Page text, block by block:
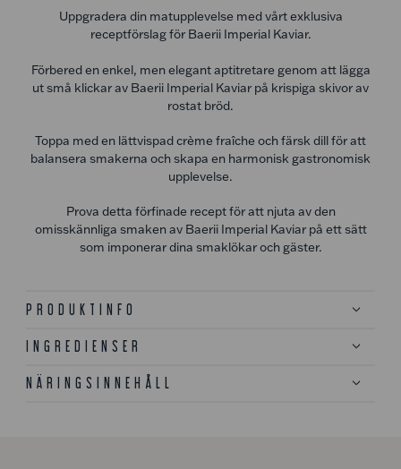
Uppgradera din matupplevelse med vårt exklusiva
receptförslag för Baerii Imperial Kaviar.
Förbered en enkel, men elegant aptitretare genom att lägga
ut små klickar av Baerii Imperial Kaviar på krispiga skivor av
rostat bröd.
Toppa med en lättvispad crème fraîche och färsk dill för att
balansera smakerna och skapa en harmonisk gastronomisk
upplevelse.
Prova detta förfinade recept för att njuta av den
omisskännliga smaken av Baerii Imperial Kaviar på ett sätt
som imponerar dina smaklökar och gäster.
PRODUKTINFO
INGREDIENSER
NÄRINGSINNEHÅLL